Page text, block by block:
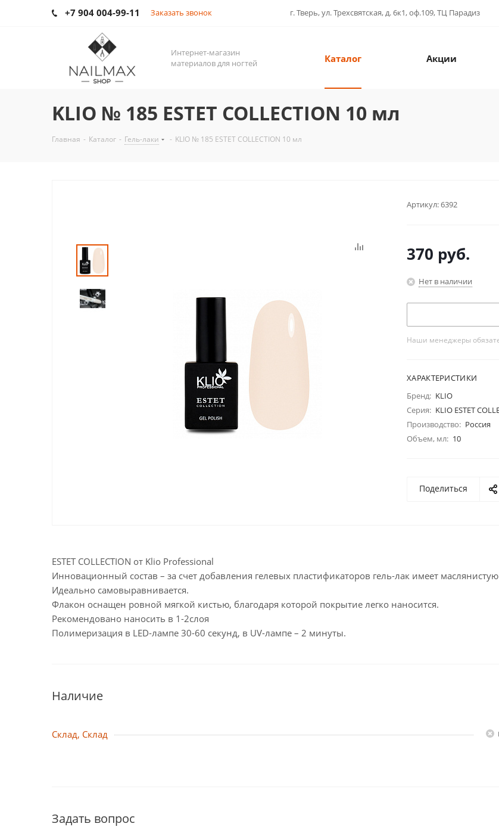
+7 904 004-99-11 Заказать звонок г. Тверь, ул. Трехсвятская, д. 6к1, оф.109, ТЦ Парадиз
Интернет-магазин
материалов для ногтей
Каталог Акции
KLIO № 185 ESTET COLLECTION 10 мл
Главная - Каталог - Гель-лаки - KLIO № 185 ESTET COLLECTION 10 мл
Артикул:6392
370 руб.
Нет в наличии
Наши менеджеры
ХАРАКТЕРИСТИКИ
Бренд: KLIO
Серия: KLIO ESTET
Производство: Россия
Объем, мл: 10
Поделиться
ESTET COLLECTION от Klio Professional
Инновационный состав – за счет добавления гелевых пластификаторов гель-лак имеет маслянистую
Идеально самовыравнивается.
Флакон оснащен ровной мягкой кистью, благодаря которой покрытие легко наносится.
Рекомендовано наносить в 1-2слоя
Полимеризация в LED-лампе 30-60 секунд, в UV-лампе – 2 минуты.
Наличие
Склад, Склад
Задать вопрос